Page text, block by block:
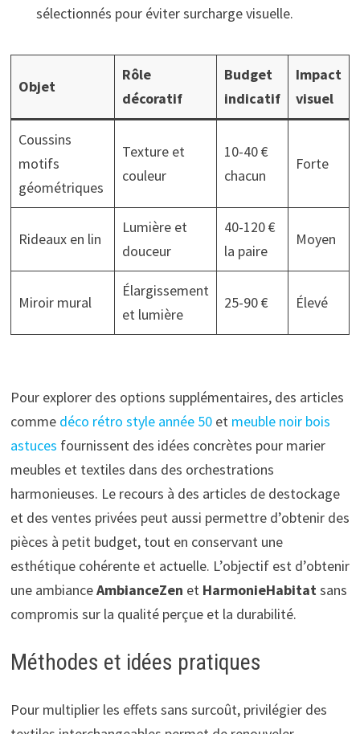
sélectionnés pour éviter surcharge visuelle.
Objet
Rôle
décoratif
Budget
indicatif
Impact
visuel
Coussins
motifs
géométriques
Texture et
couleur
10-40 €
chacun
Forte
Rideaux en lin
Lumière et
douceur
40-120 €
la paire
Moyen
Miroir mural
Élargissement
et lumière
25-90 € Élevé
Pour explorer des options supplémentaires, des articles
comme déco rétro style année 50et meuble noir bois
astuces fournissent des idées concrètes pour marier
meubles et textiles dans des orchestrations
harmonieuses. Le recours à des articles de destockage
et des ventes privées peut aussi permettre d’obtenir des
pièces à petit budget, tout en conservant une
esthétique cohérente et actuelle. L’objectif est d’obtenir
une ambianceAmbianceZen et HarmonieHabitatsans
compromis sur la qualité perçue et la durabilité.
Méthodes et idées pratiques
Pour multiplier les effets sans surcoût, privilégier des